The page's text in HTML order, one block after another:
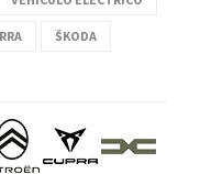
ŠKODA